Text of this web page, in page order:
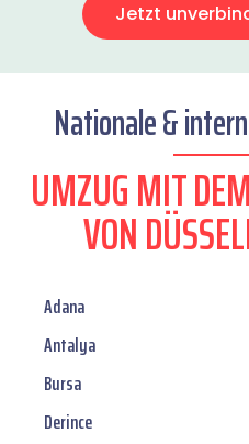
Jetzt
Nationale &
UMZUG MIT
VON
Adana
Antalya
Bursa
Derince